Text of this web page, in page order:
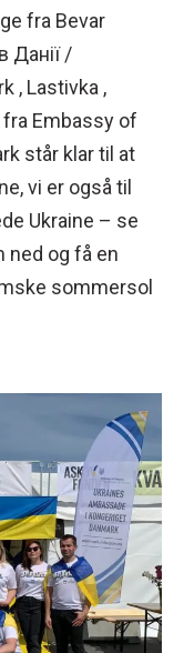
fra Bevar
Данії /
, Lastivka ,
Embassy of
står klar til at
vi er også til
Ukraine – se
ned og få en
sommersol